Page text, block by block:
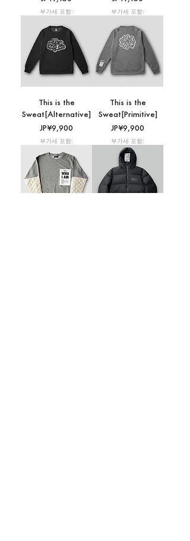
부가세 포함: 부가세 포함:
This is the
Sweat[Alternative]
가격
JP¥9,900
부가세 포함:
This is the
Sweat[Primitive]
가격
JP¥9,900
부가세 포함: